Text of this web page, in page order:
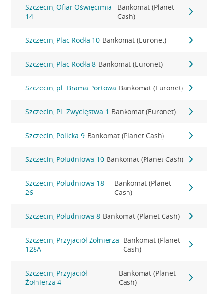
Szczecin, Ofiar Oświęcimia
14
Bankomat (Planet
Cash)
Szczecin, Plac Rodła 10 Bankomat (Euronet)
Szczecin, Plac Rodła 8 Bankomat (Euronet)
Szczecin, pl. Brama Portowa Bankomat (Euronet)
Szczecin, Pl. Zwycięstwa 1 Bankomat (Euronet)
Szczecin, Policka 9 Bankomat (Planet Cash)
Szczecin, Południowa 10 Bankomat (Planet Cash)
Szczecin, Południowa 18-
26
Bankomat (Planet
Cash)
Szczecin, Południowa 8 Bankomat (Planet Cash)
Szczecin, Przyjaciół Żołnierza
128A
Bankomat (Planet
Cash)
Szczecin, Przyjaciół
Żołnierza 4
Bankomat (Planet
Cash)